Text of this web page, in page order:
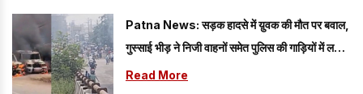
Patna News: सड़क हादसे में य़ुवक की मौत पर बवाल,
गुस्साई भीड़ ने निजी वाहनों समेत पुलिस की गाड़ियों में लगाई
आग; लगा लंबा जाम
Read More